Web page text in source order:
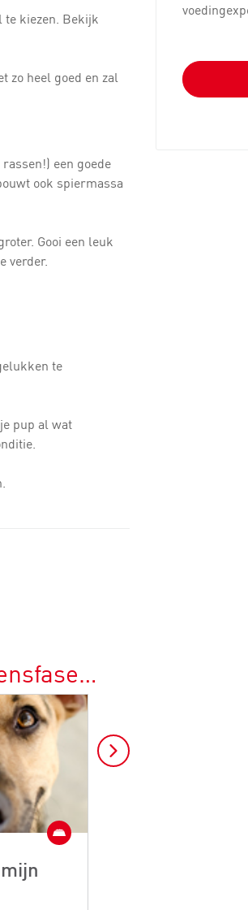
te kiezen. Bekijk
zo heel goed en zal
een goede
ook spiermassa
Gooi een leuk
verder.
te
pup al wat